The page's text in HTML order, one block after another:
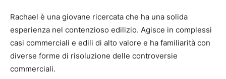
Rachael è una giovane ricercata che ha una solida
esperienza nel contenzioso edilizio. Agisce in complessi
casi commerciali e edili di alto valore e ha familiarità con
diverse forme di risoluzione delle controversie
commerciali.